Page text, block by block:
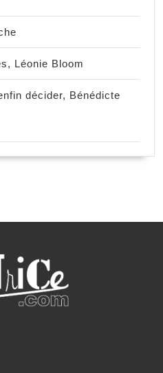
Léonie Bloom
décider, Bénédicte